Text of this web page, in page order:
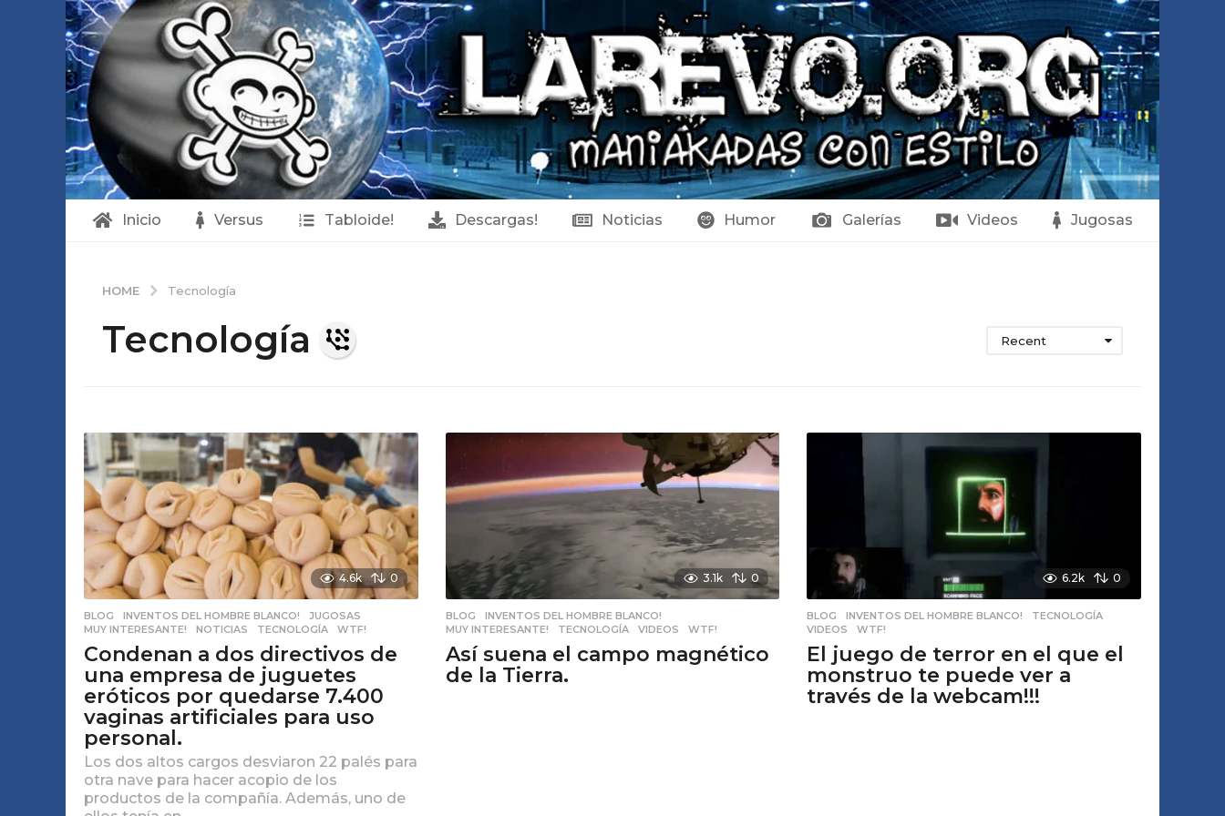
Inicio Versus Tabloide! Descargas! Noticias Humor Galerías Videos Jugosas
HOME Tecnología
Tecnología Recent
4.6k 0
BLOG ,INVENTOS DEL HOMBRE BLANCO! ,JUGOSAS
MUY INTERESANTE!
,NOTICIAS ,TECNOLOGÍA ,WTF!
Condenan a dos directivos de
una empresa de juguetes
eróticos por quedarse 7.400
vaginas artificiales para uso
personal.
Los dos altos cargos desviaron 22 palés para
otra nave para hacer acopio de los
productos de la compañía. Además, uno de
3.1k 0
BLOG ,INVENTOS DEL HOMBRE BLANCO!
MUY INTERESANTE!
,TECNOLOGÍA ,VIDEOS ,WTF!
Así suena el campo magnético
de la Tierra.
6.2k 0
BLOG ,INVENTOS DEL HOMBRE BLANCO! ,TECNOLOGÍA
VIDEOS
,WTF!
El juego de terror en el que el
monstruo te puede ver a
través de la webcam!!!